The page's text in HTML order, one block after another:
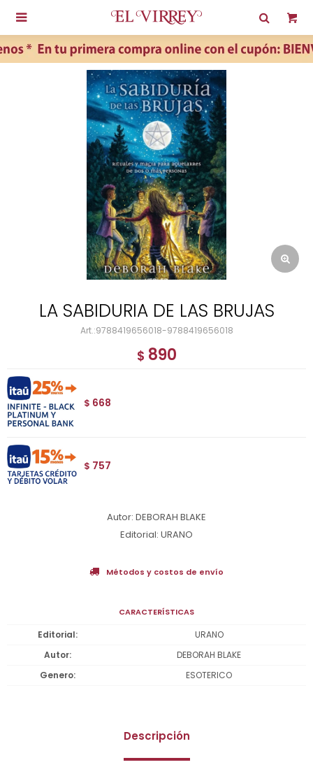

LA SABIDURIA DE LAS BRUJAS
9788419656018-9788419656018
$ 890
$ 668
$ 757
Autor: DEBORAH BLAKE
Editorial: URANO
Métodos y costos de envío
CARACTERÍSTICAS
Editorial
URANO
Autor
DEBORAH BLAKE
Genero
ESOTERICO
Descripción